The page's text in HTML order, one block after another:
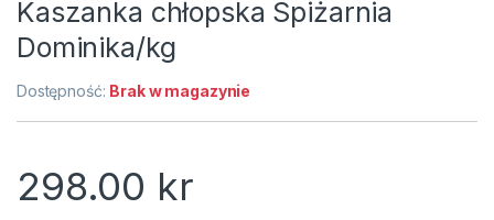
Kaszanka chłopska Spiżarnia
Dominika/kg
Dostępność: Brak w magazynie
298.00 kr